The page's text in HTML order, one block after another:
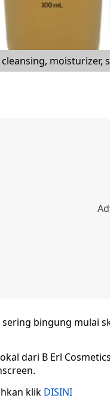
moisturizer,
sering bingung mulai
dari B Erl
klik DISINI